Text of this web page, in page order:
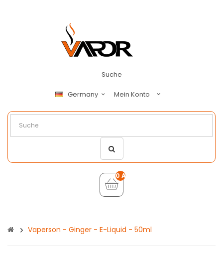
Suche
Germany Mein Konto
0 Artikel - €0,00
Vaperson - Ginger - E-Liquid - 50ml